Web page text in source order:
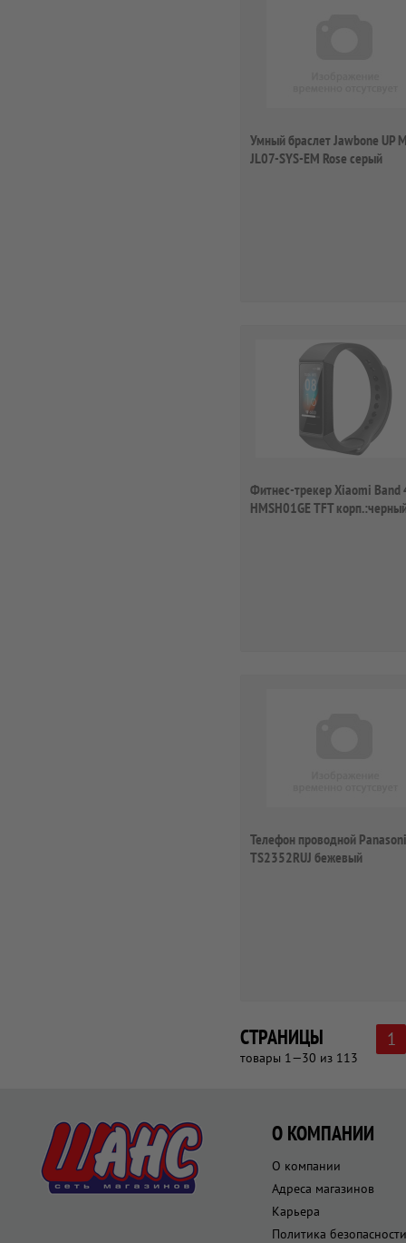
Умный браслет Jawbone UP
JL07-SYS-EM Rose серый
Фитнес-трекер Xiaomi Band
HMSH01GE TFT
Телефон проводной
TS2352RUJ бежевый
СТРАНИЦЫ
товары 1—30 из 113
1
О КОМПАНИИ
О компании
Адреса магазинов
Карьера
Политика безопасности